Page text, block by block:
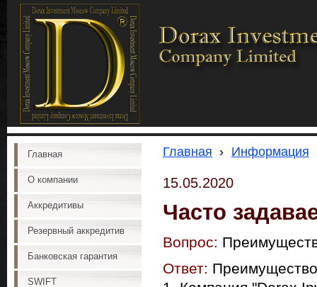
Главная
О компании
Аккредитивы
Резервный аккредитив
Банковская гарантия
SWIFT
Главная › Информация
15.05.2020
Часто
Вопрос:
Ответ: